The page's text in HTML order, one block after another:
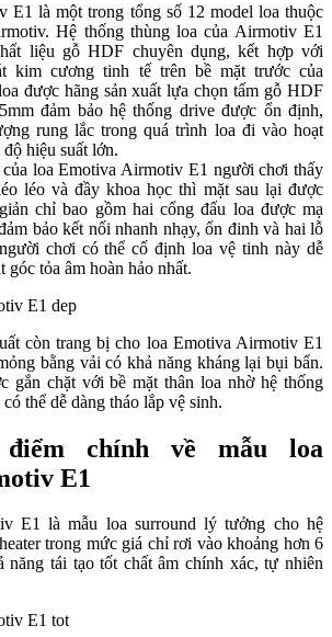
E1 là một trong tổng số 12 model loa thuộc
Hệ thống thùng loa của Airmotiv E1
liệu gỗ HDF chuyên dụng, kết hợp với
kim cương tinh tế trên bề mặt trước của
được hãng sản xuất lựa chọn tấm gỗ HDF
đảm bảo hệ thống drive được ổn định,
rung lắc trong quá trình loa đi vào hoạt
hiệu suất lớn.
loa Emotiva Airmotiv E1 người chơi thấy
léo và đầy khoa học thì mặt sau lại được
chỉ bao gồm hai cổng đấu loa được mạ
bảo kết nối nhanh nhạy, ổn đinh và hai lỗ
chơi có thể cố định loa vệ tinh này dễ
góc tỏa âm hoàn hảo nhất.
còn trang bị cho loa Emotiva Airmotiv E1
bằng vải có khả năng kháng lại bụi bẩn.
gắn chặt với bề mặt thân loa nhờ hệ thống
thể dễ dàng tháo lắp vệ sinh.
điểm chính về mẫu loa
E1
E1 là mẫu loa surround lý tưởng cho hệ
trong mức giá chỉ rơi vào khoảng hơn 6
năng tái tạo tốt chất âm chính xác, tự nhiên